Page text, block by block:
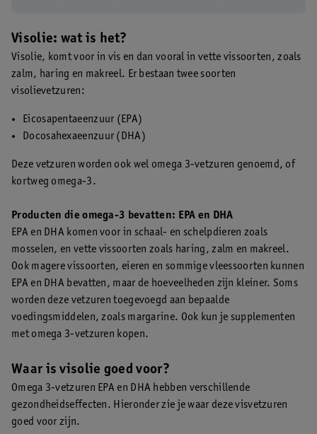
Visolie: wat is het?
Visolie, komt voor in vis en dan vooral in vette vissoorten, zoals
zalm, haring en makreel. Er bestaan twee soorten
visolievetzuren:
Eicosapentaeenzuur (EPA)
Docosahexaeenzuur (DHA)
Deze vetzuren worden ook wel omega 3-vetzuren genoemd, of
kortweg omega-3.
Producten die omega-3 bevatten: EPA en DHA
EPA en DHA komen voor in schaal- en schelpdieren zoals
mosselen, en vette vissoorten zoals haring, zalm en makreel.
Ook magere vissoorten, eieren en sommige vleessoorten kunnen
EPA en DHA bevatten, maar de hoeveelheden zijn kleiner. Soms
worden deze vetzuren toegevoegd aan bepaalde
voedingsmiddelen, zoals margarine. Ook kun je supplementen
met omega 3-vetzuren kopen.
Waar is visolie goed voor?
Omega 3-vetzuren EPA en DHA hebben verschillende
gezondheidseffecten. Hieronder zie je waar deze visvetzuren
goed voor zijn.